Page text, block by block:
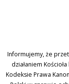
Informujemy, że
działaniem
Kodeksie Prawa